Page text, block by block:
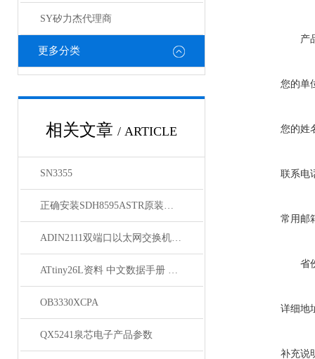
SY矽力杰代理商
更多分类
相关文章 / ARTICLE
SN3355
正确安装SDH8595ASTR原装正品为负载提供可靠电力
ADIN2111双端口以太网交换机的介绍
ATtiny26L资料 中文数据手册 规格书 PDF
OB3330XCPA
QX5241泉芯电子产品参数
产
您的单
您的姓
联系电
常用邮
省
详细地
补充说